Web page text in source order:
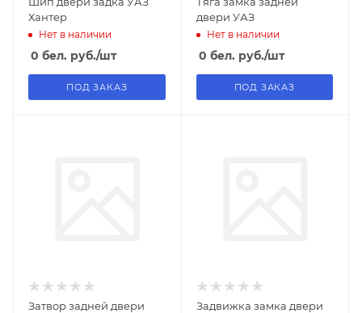
Хантер
Нет в наличии
0 бел. руб./шт
ПОД ЗАКАЗ
двери УАЗ
Нет в наличии
0 бел. руб./шт
ПОД ЗАКАЗ
Затвор задней двери
Задвижка замка двери